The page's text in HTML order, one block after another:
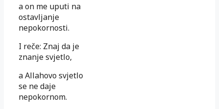
a on me uputi na
ostavljanje
nepokornosti.
I reče: Znaj da je
znanje svjetlo,
a Allahovo svjetlo
se ne daje
nepokornom.